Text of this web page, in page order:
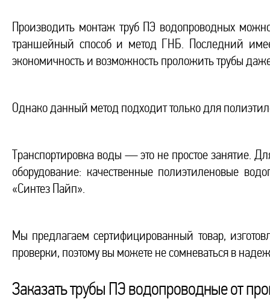
Производить монтаж труб ПЭ водопроводных
траншейный способ и метод ГНБ. Последний
экономичность и возможность проложить трубы
Однако данный метод подходит только для
Транспортировка воды — это не простое занятие.
оборудование: качественные полиэтиленовые
«Синтез Пайп».
Мы предлагаем сертифицированный товар,
проверки, поэтому вы можете не сомневаться в
Заказать трубы ПЭ водопроводные от